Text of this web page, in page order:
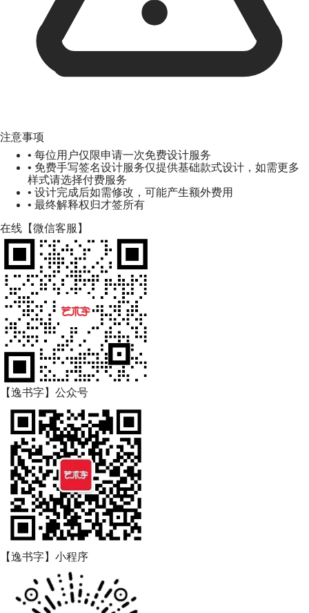
注意事项
• 每位用户仅限申请一次免费设计服务
• 免费手写签名设计服务仅提供基础款式设计，如需更多
样式请选择付费服务
• 设计完成后如需修改，可能产生额外费用
• 最终解释权归才签所有
在线【微信客服】
【逸书字】公众号
【逸书字】小程序